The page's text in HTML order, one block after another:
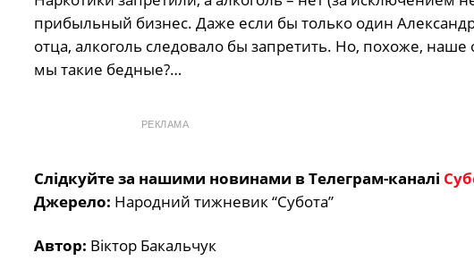
прибыльный бизнес. Даже если бы только один
отца, алкоголь следовало бы запретить. Но, похоже,
мы такие бедные?…
РЕКЛАМА
Слідкуйте за нашими новинами в Телеграм-каналі
Джерело: Народний тижневик “Субота”
Автор: Віктор Бакальчук